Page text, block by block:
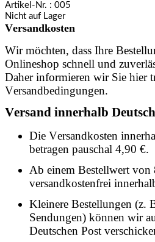
Artikel-Nr. : 005
Nicht auf Lager
Versandkosten
Wir möchten, dass Ihre
Onlineshop schnell und
Daher informieren wir Sie hier
Versandbedingungen.
Versand innerhalb
Die Versandkosten
betragen pauschal 4,90 €.
Ab einem Bestellwert
versandkostenfrei
Kleinere Bestellungen (z.
Sendungen) können wir
Deutschen Post